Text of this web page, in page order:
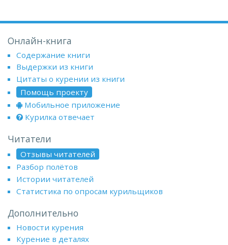
Онлайн-книга
Содержание книги
Выдержки из книги
Цитаты о курении из книги
Помощь проекту
Мобильное приложение
Курилка отвечает
Читатели
Отзывы читателей
Разбор полётов
Истории читателей
Статистика по опросам курильщиков
Дополнительно
Новости курения
Курение в деталях